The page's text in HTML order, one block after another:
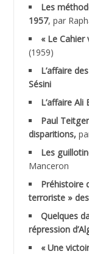
ABNOUN
ACHACHE M.*
ACHLAF Ali
ADALMI
ADANE
ADDAD
ADDALA
Les
1957, par
« Le Cahier
(1959)
L’affaire
Sésini
L’affaire
Paul
disparitions,
Les
Manceron
Préhistoire
terroriste »
Quelques
répression
« Une